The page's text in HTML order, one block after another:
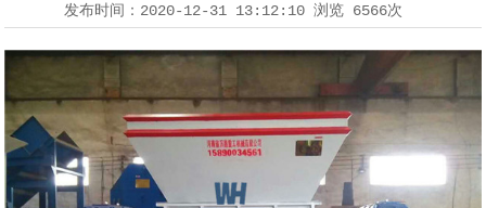
发布时间： 2020-12-31 13:12:10浏览 6566次